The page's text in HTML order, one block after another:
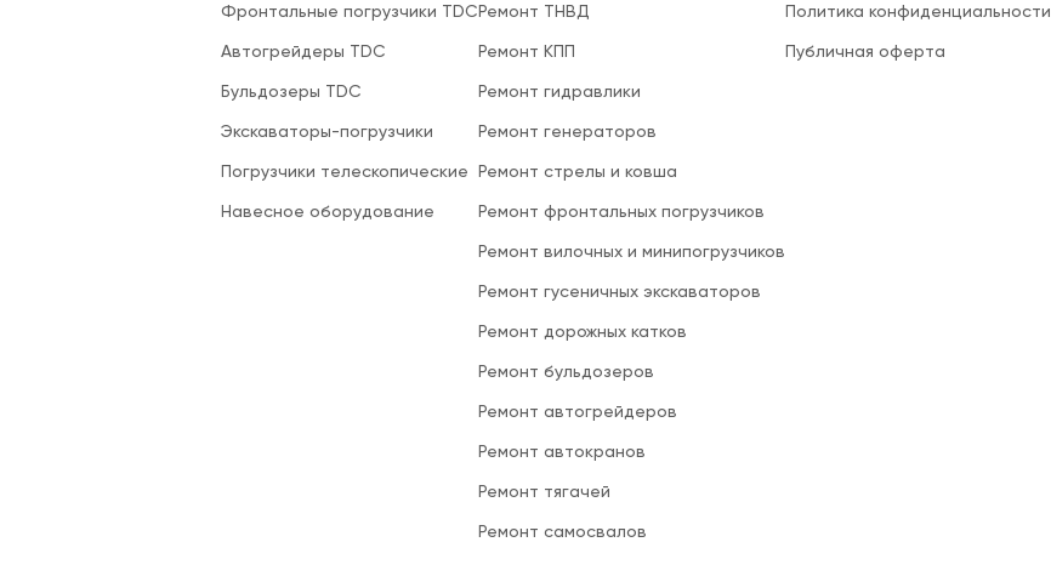
Фронтальные погрузчики TDC
Автогрейдеры TDC
Бульдозеры TDC
Экскаваторы-погрузчики
Погрузчики телескопические
Навесное оборудование
Ремонт ТНВД
Ремонт КПП
Ремонт гидравлики
Ремонт генераторов
Ремонт стрелы и ковша
Ремонт фронтальных погрузчиков
Ремонт вилочных и минипогрузчиков
Ремонт гусеничных экскаваторов
Ремонт дорожных катков
Ремонт бульдозеров
Ремонт автогрейдеров
Ремонт автокранов
Ремонт тягачей
Ремонт самосвалов
Политика конфиденциальности
Публичная оферта